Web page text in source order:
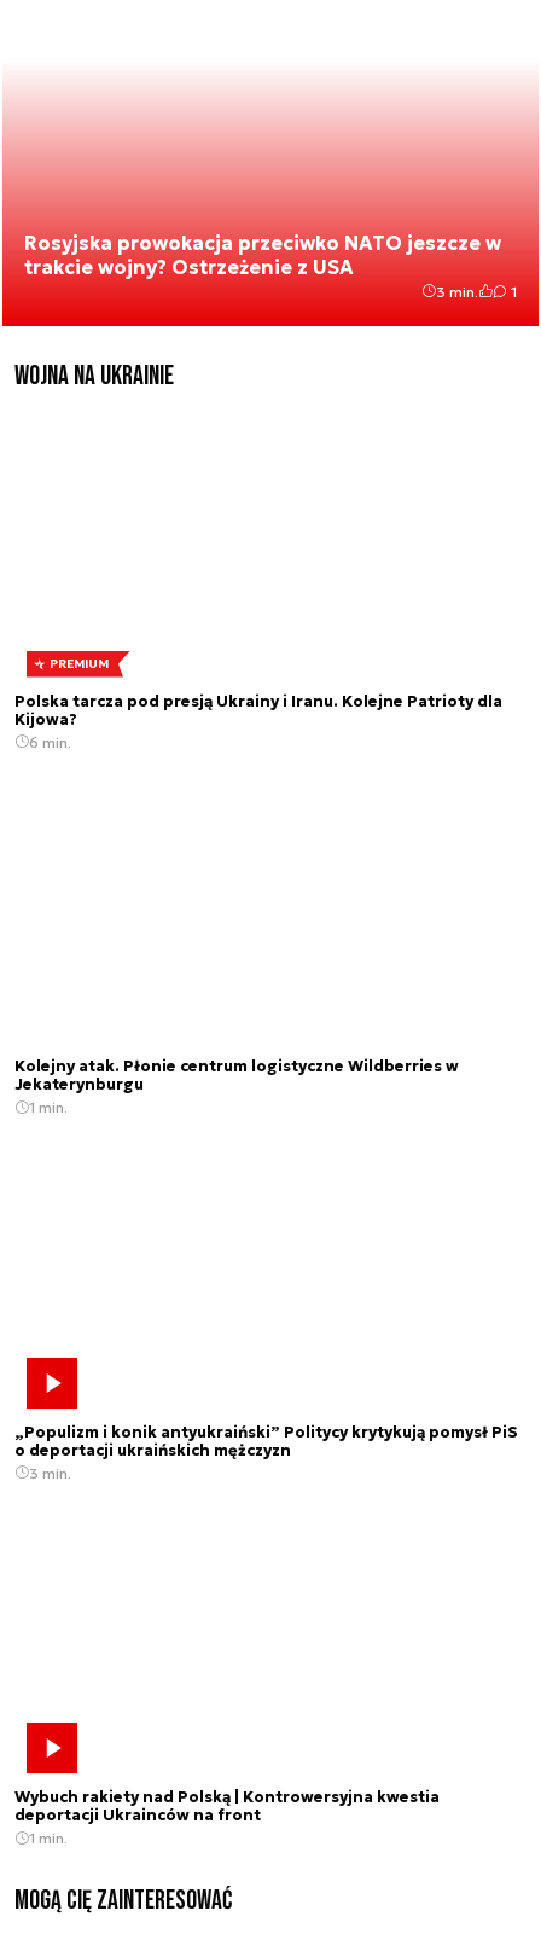
Rosyjska prowokacja przeciwko NATO jeszcze w
trakcie wojny? Ostrzeżenie z USA
3 min. 1
Wojna na Ukrainie
PREMIUM
Polska tarcza pod presją Ukrainy i Iranu. Kolejne Patrioty dla
Kijowa?
6 min.
Kolejny atak. Płonie centrum logistyczne Wildberries w
Jekaterynburgu
1 min.
„Populizm i konik antyukraiński” Politycy krytykują pomysł PiS
o deportacji ukraińskich mężczyzn
3 min.
Wybuch rakiety nad Polską | Kontrowersyjna kwestia
deportacji Ukrainców na front
1 min.
Mogą Cię zainteresować